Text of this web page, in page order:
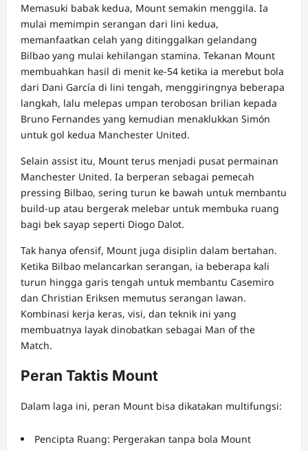
Memasuki babak kedua, Mount semakin menggila. Ia
mulai memimpin serangan dari lini kedua,
memanfaatkan celah yang ditinggalkan gelandang
Bilbao yang mulai kehilangan stamina. Tekanan Mount
membuahkan hasil di menit ke-54 ketika ia merebut bola
dari Dani García di lini tengah, menggiringnya beberapa
langkah, lalu melepas umpan terobosan brilian kepada
Bruno Fernandes yang kemudian menaklukkan Simón
untuk gol kedua Manchester United.
Selain assist itu, Mount terus menjadi pusat permainan
Manchester United. Ia berperan sebagai pemecah
pressing Bilbao, sering turun ke bawah untuk membantu
build-up atau bergerak melebar untuk membuka ruang
bagi bek sayap seperti Diogo Dalot.
Tak hanya ofensif, Mount juga disiplin dalam bertahan.
Ketika Bilbao melancarkan serangan, ia beberapa kali
turun hingga garis tengah untuk membantu Casemiro
dan Christian Eriksen memutus serangan lawan.
Kombinasi kerja keras, visi, dan teknik ini yang
membuatnya layak dinobatkan sebagai Man of the
Match.
Peran Taktis Mount
Dalam laga ini, peran Mount bisa dikatakan multifungsi:
Pencipta Ruang: Pergerakan tanpa bola Mount